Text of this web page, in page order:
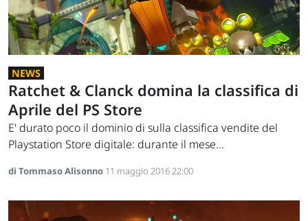
NEWS
Ratchet & Clanck domina la classifica di
Aprile del PS Store
E' durato poco il dominio di sulla classifica vendite del
Playstation Store digitale: durante il mese...
di Tommaso Alisonno 11 maggio 2016 22:00